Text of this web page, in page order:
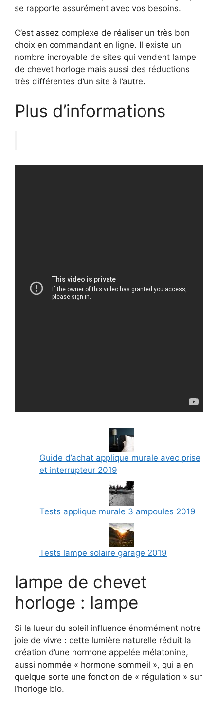
se rapporte assurément avec vos besoins.
C’est assez complexe de réaliser un très bon
choix en commandant en ligne. Il existe un
nombre incroyable de sites qui vendent lampe
de chevet horloge mais aussi des réductions
très différentes d’un site à l’autre.
Plus d’informations
Guide d’achat applique murale avec prise
et interrupteur 2019
Tests applique murale 3 ampoules 2019
Tests lampe solaire garage 2019
lampe de chevet
horloge : lampe
Si la lueur du soleil influence énormément notre
joie de vivre : cette lumière naturelle réduit la
création d’une hormone appelée mélatonine,
aussi nommée « hormone sommeil », qui a en
quelque sorte une fonction de « régulation » sur
l’horloge bio.